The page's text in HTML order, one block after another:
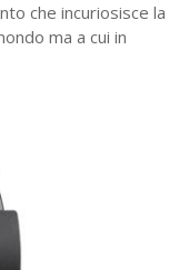
che incuriosisce la
ma a cui in